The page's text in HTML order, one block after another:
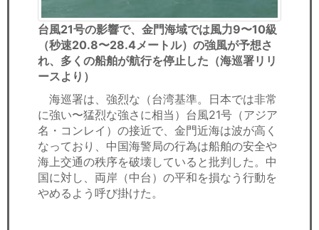
台風21号の影響で、金門海域では風力9〜10級
（秒速20.8〜28.4メートル）の強風が予想さ
れ、多くの船舶が航行を停止した（海巡署リリ
ースより）
海巡署は、強烈な（台湾基準。日本では非常
に強い〜猛烈な強さに相当）台風21号（アジア
名・コンレイ）の接近で、金門近海は波が高く
なっており、中国海警局の行為は船舶の安全や
海上交通の秩序を破壊していると批判した。中
国に対し、両岸（中台）の平和を損なう行動を
やめるよう呼び掛けた。